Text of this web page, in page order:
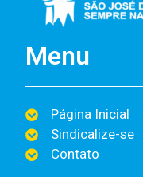
Menu
Página Inicial
Sindicalize-se
Contato